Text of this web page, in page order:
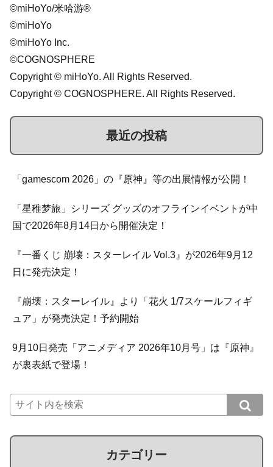
©miHoYo/米哈游®
©miHoYo
©miHoYo Inc.
©COGNOSPHERE
Copyright © miHoYo. All Rights Reserved.
Copyright © COGNOSPHERE. All Rights Reserved.
最近の投稿
「gamescom 2026」の『原神』等の出展情報が公開！
「星稚梦旅」シリーズ グッズのオフラインイベントが中
国で2026年8月14日から開催決定！
『一番くじ 崩壊：スターレイル Vol.3』が2026年9月12
日に発売決定！
『崩壊：スターレイル』より「花火 1/7スケールフィギ
ュア」が発売決定！予約開始
9月10日発売「アニメディア 2026年10月号」は『原神』
が裏表紙で登場！
カテゴリー